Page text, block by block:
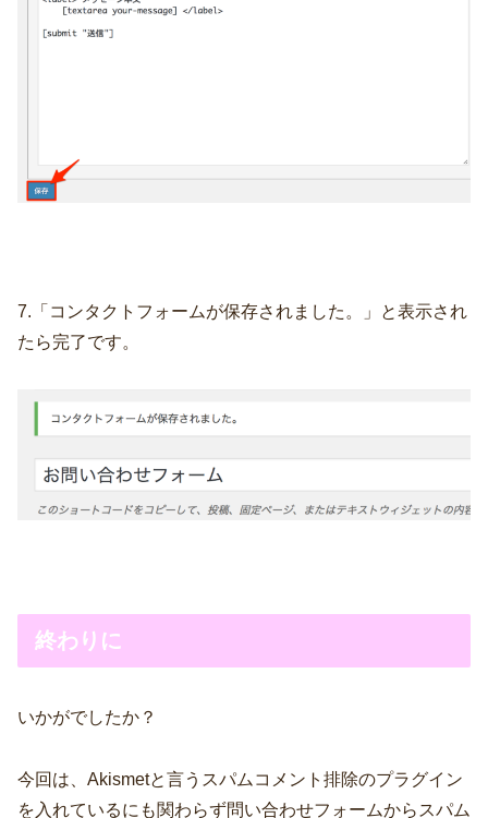
7.「コンタクトフォームが保存されました。」と表示され
たら完了です。
終わりに
いかがでしたか？
今回は、Akismetと言うスパムコメント排除のプラグイン
を入れているにも関わらず問い合わせフォームからスパム